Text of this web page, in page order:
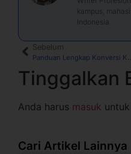
kampus,
Indonesia
Sebelum
Panduan Lengkap
Tinggalkan
Anda harus masuk
Cari Artikel Lainnya